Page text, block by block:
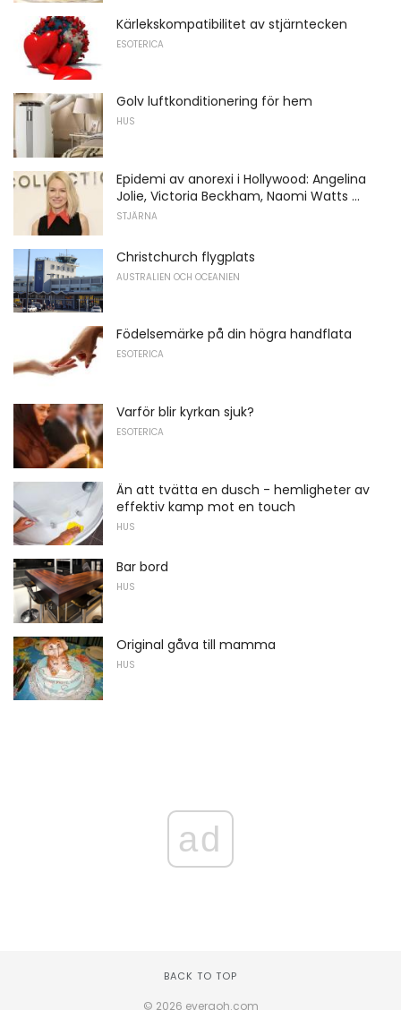
Kärlekskompatibilitet av stjärntecken
ESOTERICA
Golv luftkonditionering för hem
HUS
Epidemi av anorexi i Hollywood: Angelina
Jolie, Victoria Beckham, Naomi Watts ...
STJÄRNA
Christchurch flygplats
AUSTRALIEN OCH OCEANIEN
Födelsemärke på din högra handflata
ESOTERICA
Varför blir kyrkan sjuk?
ESOTERICA
Än att tvätta en dusch - hemligheter av
effektiv kamp mot en touch
HUS
Bar bord
HUS
Original gåva till mamma
HUS
ad
BACK TO TOP
© 2026 everaoh.com